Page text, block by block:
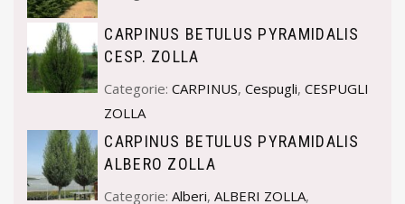
CARPINUS BETULUS PYRAMIDALIS
CESP. ZOLLA
Categorie:CARPINUS,Cespugli,CESPUGLI
ZOLLA
CARPINUS BETULUS PYRAMIDALIS
ALBERO ZOLLA
Categorie:Alberi,ALBERI ZOLLA,